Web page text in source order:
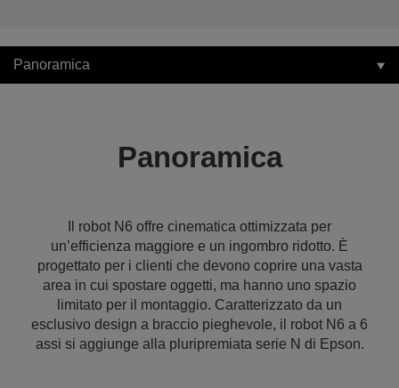
Panoramica
Panoramica
Il robot N6 offre cinematica ottimizzata per
un’efficienza maggiore e un ingombro ridotto. È
progettato per i clienti che devono coprire una vasta
area in cui spostare oggetti, ma hanno uno spazio
limitato per il montaggio. Caratterizzato da un
esclusivo design a braccio pieghevole, il robot N6 a 6
assi si aggiunge alla pluripremiata serie N di Epson.